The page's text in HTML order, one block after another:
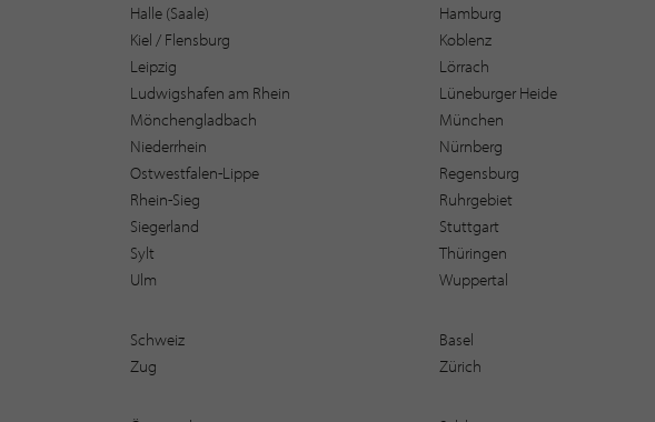
Halle (Saale)
Hamburg
Kiel / Flensburg
Koblenz
Leipzig
Lörrach
Ludwigshafen am Rhein
Lüneburger Heide
Mönchengladbach
München
Niederrhein
Nürnberg
Ostwestfalen-Lippe
Regensburg
Rhein-Sieg
Ruhrgebiet
Siegerland
Stuttgart
Sylt
Thüringen
Ulm
Wuppertal
Schweiz Basel
Zug
Zürich